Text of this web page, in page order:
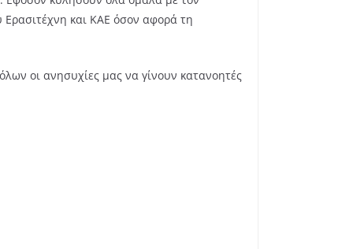
Ερασιτέχνη και ΚΑΕ όσον αφορά τη
οι ανησυχίες μας να γίνουν κατανοητές